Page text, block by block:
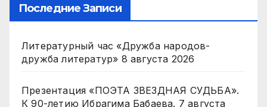
Последние Записи
Литературный час «Дружба народов-
дружба литератур» 8 августа 2026
Презентация «ПОЭТА ЗВЕЗДНАЯ СУДЬБА».
К 90-летию Ибрагима Бабаева. 7 августа